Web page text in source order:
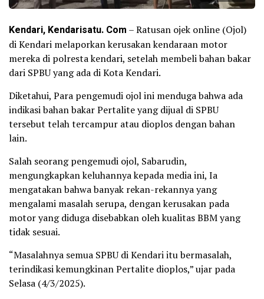
Kendari, Kendarisatu. Com – Ratusan ojek online (Ojol)
di Kendari melaporkan kerusakan kendaraan motor
mereka di polresta kendari, setelah membeli bahan bakar
dari SPBU yang ada di Kota Kendari.
Diketahui, Para pengemudi ojol ini menduga bahwa ada
indikasi bahan bakar Pertalite yang dijual di SPBU
tersebut telah tercampur atau dioplos dengan bahan
lain.
Salah seorang pengemudi ojol, Sabarudin,
mengungkapkan keluhannya kepada media ini, Ia
mengatakan bahwa banyak rekan-rekannya yang
mengalami masalah serupa, dengan kerusakan pada
motor yang diduga disebabkan oleh kualitas BBM yang
tidak sesuai.
“Masalahnya semua SPBU di Kendari itu bermasalah,
terindikasi kemungkinan Pertalite dioplos,” ujar pada
Selasa (4/3/2025).